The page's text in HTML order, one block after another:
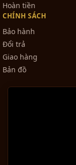
Hoàn tiền
CHÍNH SÁCH
Bảo hành
Đổi trả
Giao hàng
Bản đồ